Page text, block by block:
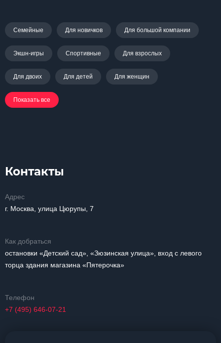
Семейные Для новичков Для большой компании
Экшн-игры Спортивные Для взрослых
Для двоих Для детей Для женщин
Показать все
Контакты
Адрес
г. Москва, улица Цюрупы, 7
Как добраться
остановки «Детский сад», «Зюзинская улица», вход с левого
торца здания магазина «Пятерочка»
Телефон
+7 (495) 646-07-21